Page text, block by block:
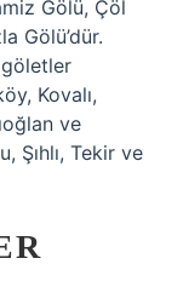
Gölü, Çöl
Gölü’dür.
Kovalı,
ve
Şıhlı, Tekir ve